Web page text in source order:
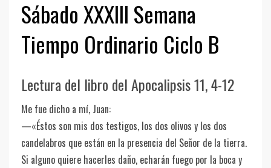
Sábado XXXIII Semana
Tiempo Ordinario Ciclo B
Lectura del libro del Apocalipsis 11, 4-12
Me fue dicho a mí, Juan:
—«Éstos son mis dos testigos, los dos olivos y los dos
candelabros que están en la presencia del Señor de la tierra.
Si alguno quiere hacerles daño, echarán fuego por la boca y